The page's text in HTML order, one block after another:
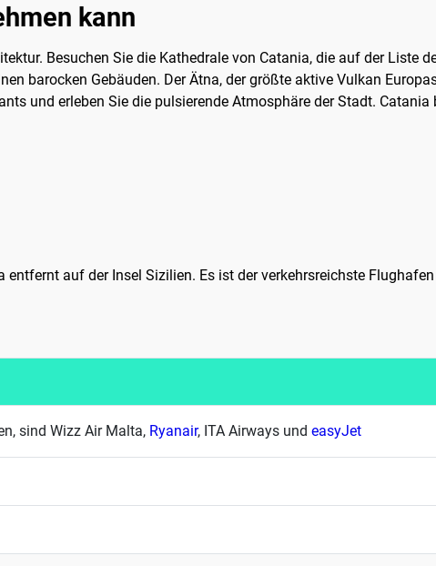
kann
Besuchen Sie die Kathedrale von Catania, die auf der Liste
barocken Gebäuden. Der Ätna, der größte aktive Vulkan
und erleben Sie die pulsierende Atmosphäre der Stadt. Catania
entfernt auf der Insel Sizilien. Es ist der verkehrsreichste
sind Wizz Air Malta, Ryanair, ITA Airways und easyJet